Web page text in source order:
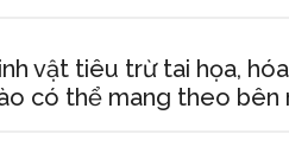
vật tiêu trừ tai họa,
có thể mang theo bên